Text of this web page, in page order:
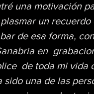
una motivación
un
de esa forma,
en
de toda mi vida
una de las